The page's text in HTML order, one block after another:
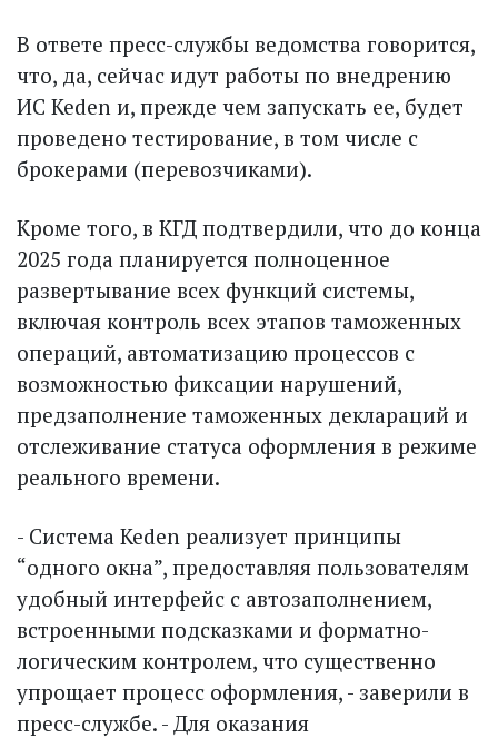
В ответе пресс-службы ведомства говорится,
что, да, сейчас идут работы по внедрению
ИС Keden и, прежде чем запускать ее, будет
проведено тестирование, в том числе с
брокерами (перевозчиками).
Кроме того, в КГД подтвердили, что до конца
2025 года планируется полно­ценное
развертывание всех функций системы,
включая контроль всех этапов таможенных
операций, автоматизацию процессов с
возможностью фиксации нарушений,
предзаполнение таможенных деклараций и
отслеживание статуса оформления в режиме
реального времени.
- Система Keden реализует принципы
“одного окна”, предоставляя пользователям
удобный интерфейс с автозаполнением,
встроенными подсказками и форматно-
логическим контролем, что существенно
упрощает процесс оформления, - заверили в
пресс-службе. - Для оказания